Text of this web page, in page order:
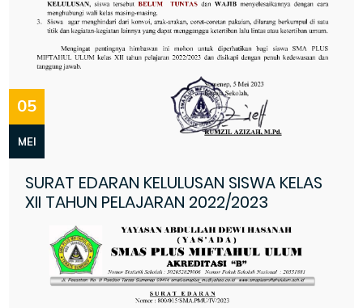
05
MEI
SURAT EDARAN KELULUSAN SISWA KELAS
XII TAHUN PELAJARAN 2022/2023